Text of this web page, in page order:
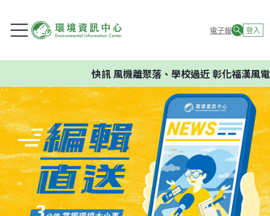
電子報 登入
快訊風機離聚落、學校過近 彰化福漢風電